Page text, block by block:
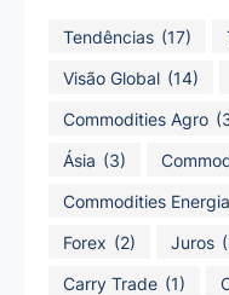
Tendências (17)
Visão Global (14)
Commodities Agro
Ásia (3)
Commodities Energia
Forex (2) Juros
Carry Trade (1)